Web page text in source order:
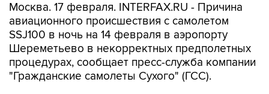
Москва. 17 февраля. INTERFAX.RU - Причина
авиационного происшествия с самолетом
SSJ100 в ночь на 14 февраля в аэропорту
Шереметьево в некорректных предполетных
процедурах, сообщает пресс-служба компании
"Гражданские самолеты Сухого" (ГСС).